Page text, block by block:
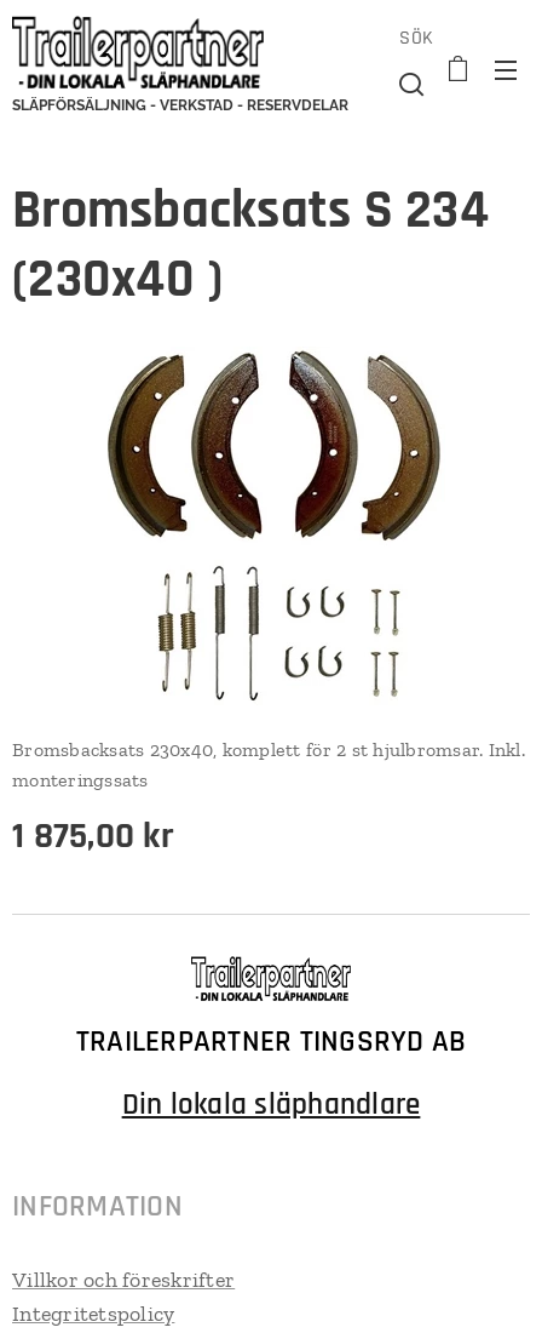
SLÄPFÖRSÄLJNING - VERKSTAD - RESERVDELAR
SÖK
Bromsbacksats S 234
(230x40 )
Bromsbacksats 230x40, komplett för 2 st hjulbromsar. Inkl.
monteringssats
1 875,00 kr
TRAILERPARTNER TINGSRYD AB
Din lokala släphandlare
INFORMATION
Villkor och föreskrifter
Integritetspolicy